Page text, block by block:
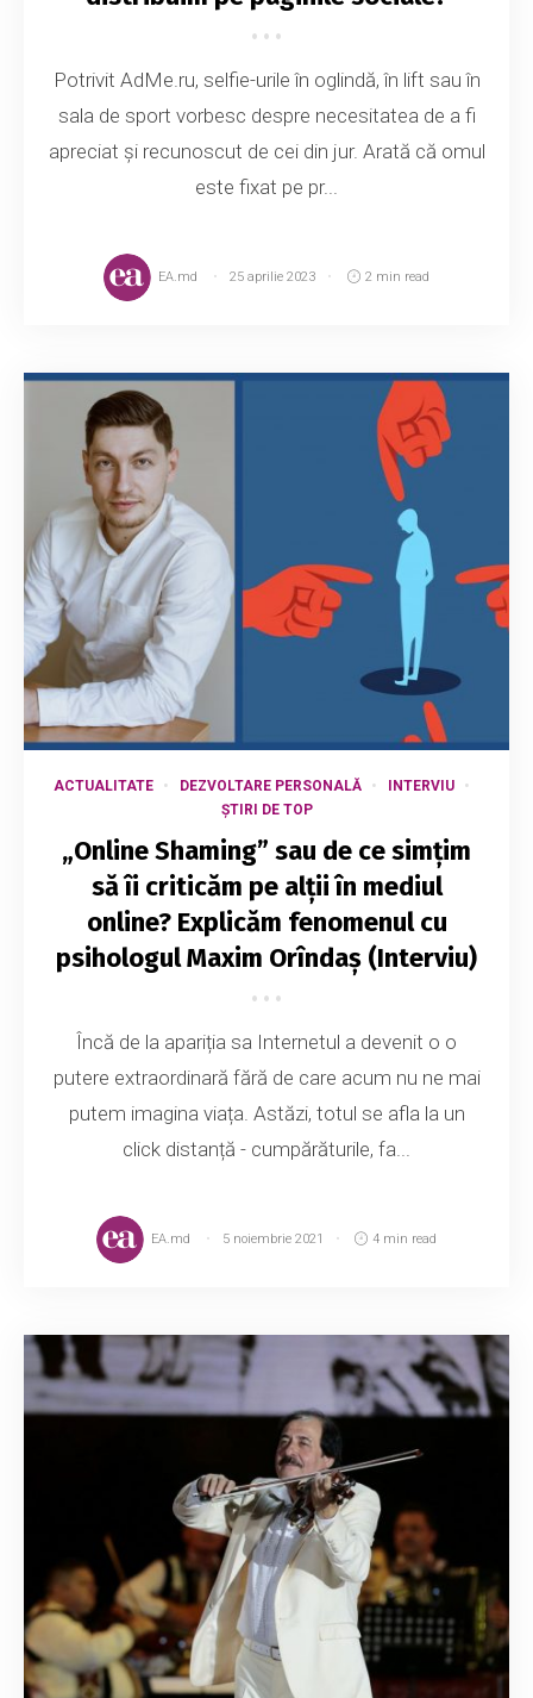
Potrivit AdMe.ru, selfie-urile în oglindă, în lift sau în
sala de sport vorbesc despre necesitatea de a fi
apreciat și recunoscut de cei din jur. Arată că omul
este fixat pe pr...
EA.md 25 aprilie 2023 2 min read
ACTUALITATE DEZVOLTARE PERSONALĂ
INTERVIU
ȘTIRI DE TOP
„Online Shaming” sau de ce simțim
să îi criticăm pe alții în mediul
online? Explicăm fenomenul cu
psihologul Maxim Orîndaș (Interviu)
Încă de la apariția sa Internetul a devenit o o
putere extraordinară fără de care acum nu ne mai
putem imagina viața. Astăzi, totul se afla la un
click distanță - cumpărăturile, fa...
EA.md 5 noiembrie 2021 4 min read